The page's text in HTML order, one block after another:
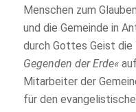
Menschen zum
und die Gemeinde in
durch Gottes Geist die
Gegenden der Erde«
Mitarbeiter der
für den